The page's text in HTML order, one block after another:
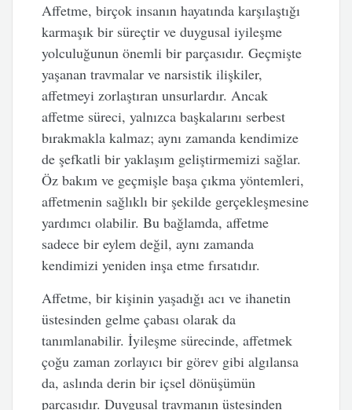
Affetme, birçok insanın hayatında karşılaştığı
karmaşık bir süreçtir ve duygusal iyileşme
yolculuğunun önemli bir parçasıdır. Geçmişte
yaşanan travmalar ve narsistik ilişkiler,
affetmeyi zorlaştıran unsurlardır. Ancak
affetme süreci, yalnızca başkalarını serbest
bırakmakla kalmaz; aynı zamanda kendimize
de şefkatli bir yaklaşım geliştirmemizi sağlar.
Öz bakım ve geçmişle başa çıkma yöntemleri,
affetmenin sağlıklı bir şekilde gerçekleşmesine
yardımcı olabilir. Bu bağlamda, affetme
sadece bir eylem değil, aynı zamanda
kendimizi yeniden inşa etme fırsatıdır.
Affetme, bir kişinin yaşadığı acı ve ihanetin
üstesinden gelme çabası olarak da
tanımlanabilir. İyileşme sürecinde, affetmek
çoğu zaman zorlayıcı bir görev gibi algılansa
da, aslında derin bir içsel dönüşümün
parçasıdır. Duygusal travmanın üstesinden